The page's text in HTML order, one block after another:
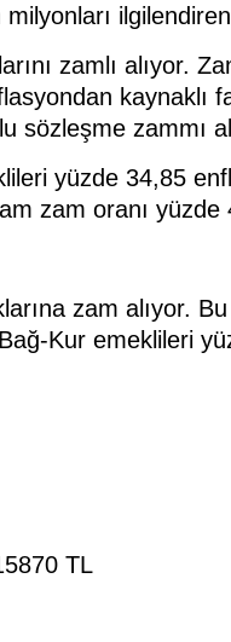
milyonları
zamlı alıyor.
kaynaklı
sözleşme zammı
yüzde 34,85
zam oranı yüzde
zam alıyor.
Kur emeklileri
TL